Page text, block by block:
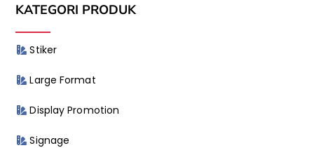
KATEGORI PRODUK
Stiker
Large Format
Display Promotion
Signage